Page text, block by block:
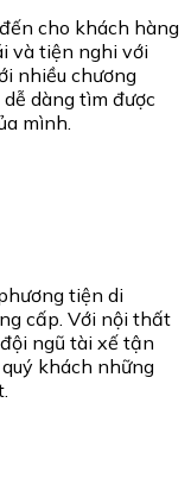
cho khách hàng
và tiện nghi với
nhiều chương
dàng tìm được
mình.
tiện di
cấp. Với nội thất
ngũ tài xế tận
khách những